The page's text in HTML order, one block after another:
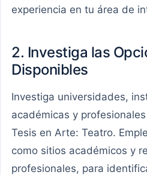
experiencia en tu área de
2. Investiga las
Disponibles
Investiga universidades,
académicas y
Tesis en Arte: Teatro.
como sitios académicos y
profesionales, para